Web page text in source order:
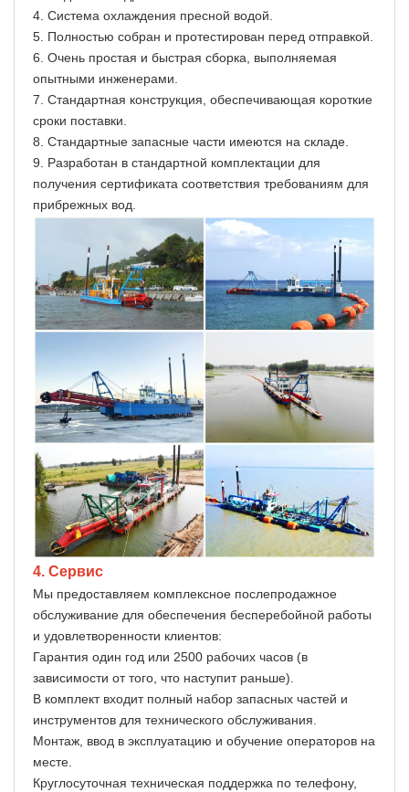
4. Система охлаждения пресной водой.
5. Полностью собран и протестирован перед отправкой.
6. Очень простая и быстрая сборка, выполняемая
опытными инженерами.
7. Стандартная конструкция, обеспечивающая короткие
сроки поставки.
8. Стандартные запасные части имеются на складе.
9. Разработан в стандартной комплектации для
получения сертификата соответствия требованиям для
прибрежных вод.
4. Сервис
Мы предоставляем комплексное послепродажное
обслуживание для обеспечения бесперебойной работы
и удовлетворенности клиентов:
Гарантия один год или 2500 рабочих часов (в
зависимости от того, что наступит раньше).
В комплект входит полный набор запасных частей и
инструментов для технического обслуживания.
Монтаж, ввод в эксплуатацию и обучение операторов на
месте.
Круглосуточная техническая поддержка по телефону,